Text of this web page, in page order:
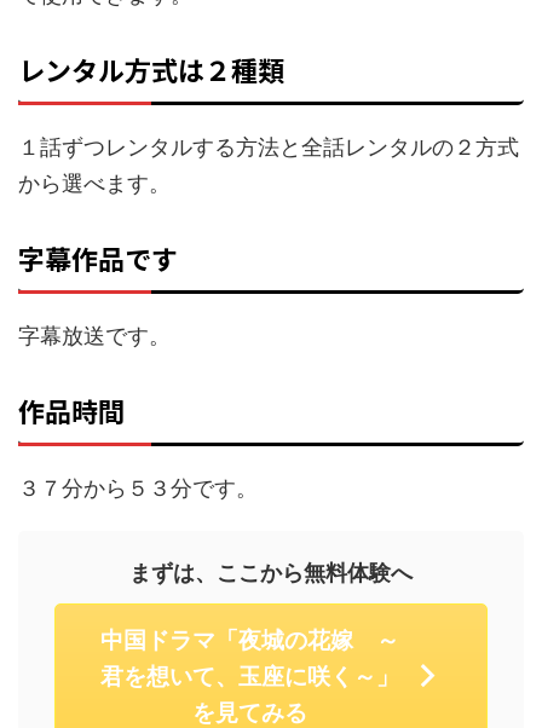
レンタル方式は２種類
１話ずつレンタルする方法と全話レンタルの２方式
から選べます。
字幕作品です
字幕放送です。
作品時間
３７分から５３分です。
まずは、ここから無料体験へ
中国ドラマ「夜城の花嫁 ～
君を想いて、玉座に咲く～」
を見てみる